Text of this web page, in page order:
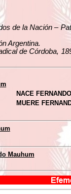
de la Nación –
Argentina.
de Córdoba,
NACE
MUERE
Mauhum